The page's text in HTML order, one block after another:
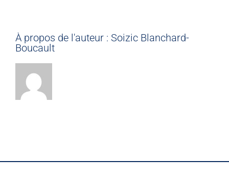
Inspirez-vous
À propos de l'auteur : Soizic Blanchard-
Boucault